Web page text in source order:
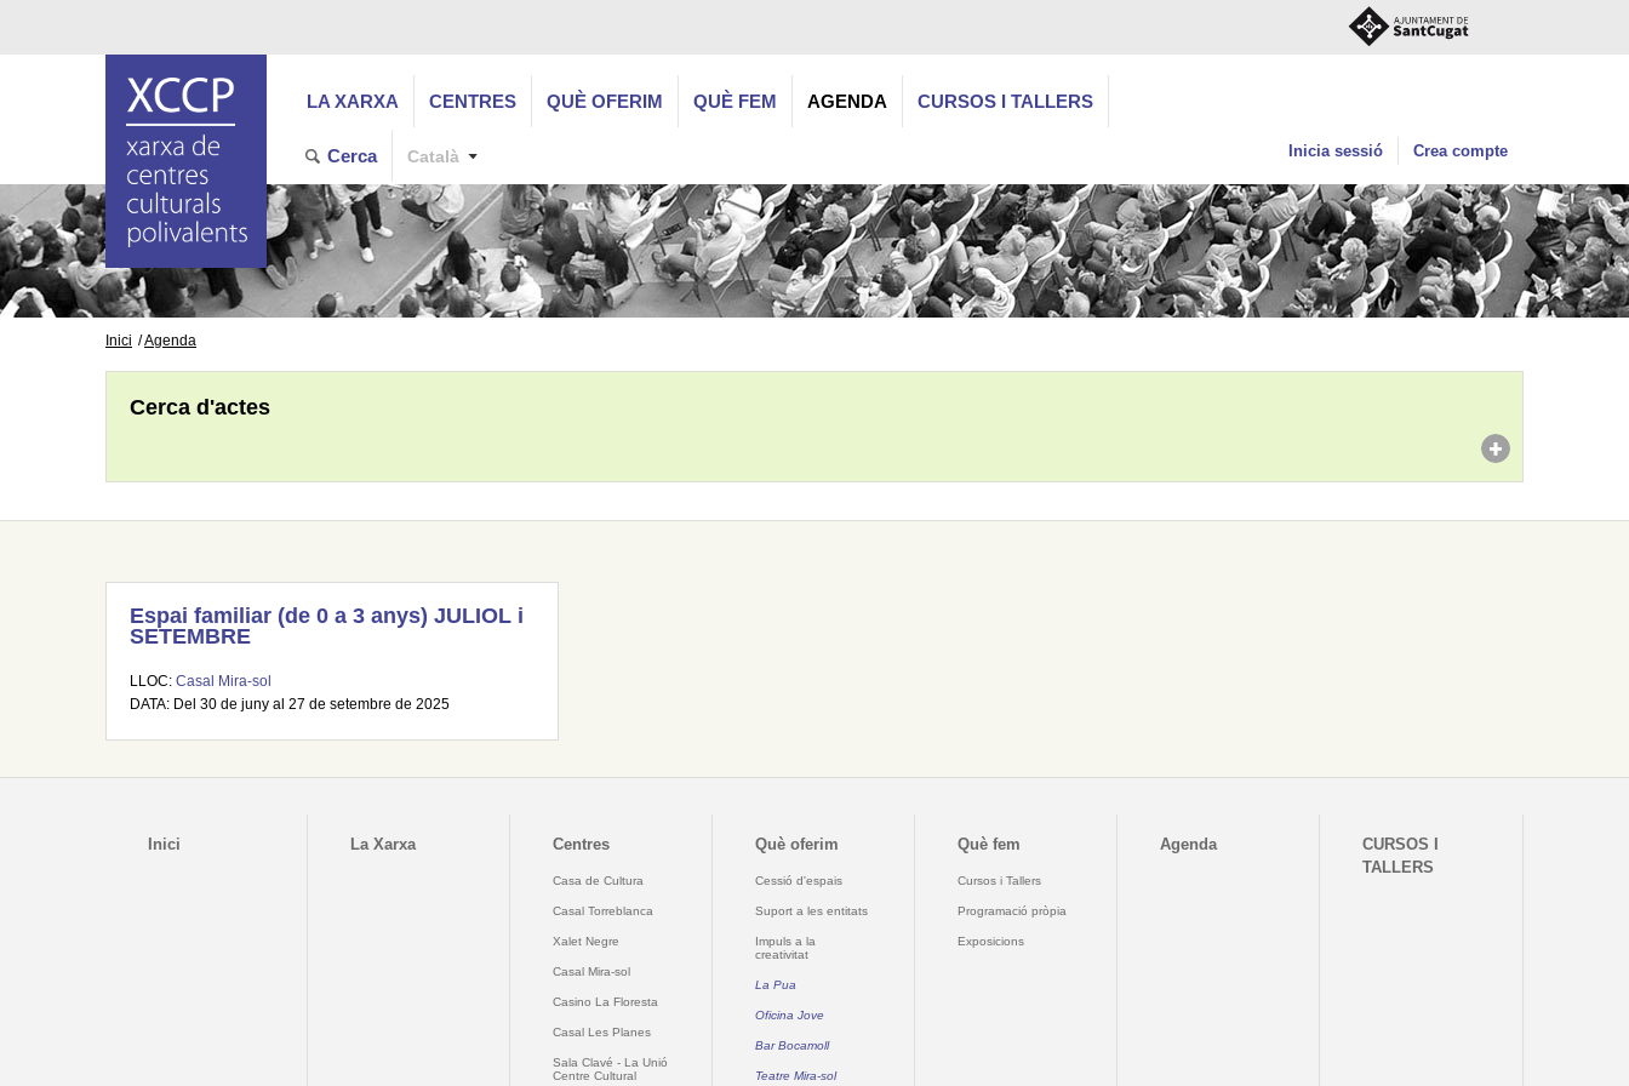
LA XARXA CENTRES QUÈ OFERIM QUÈ FEM AGENDA CURSOS I TALLERS
Cerca Català Inicia sessió Crea compte
Inici Agenda
Cerca d'actes
Espai familiar (de 0 a 3 anys) JULIOL i
SETEMBRE
LLOC: Casal Mira-sol
DATA: Del 30 de juny al 27 de setembre de 2025
Inici La Xarxa Centres
Casa de Cultura
Casal Torreblanca
Xalet Negre
Casal Mira-sol
Casino La Floresta
Casal Les Planes
Sala Clavé - La Unió
Centre Cultural
Què oferim
Cessió d'espais
Suport a les entitats
Impuls a la
creativitat
La Pua
Oficina Jove
Bar Bocamoll
Teatre Mira-sol
Què fem
Cursos i Tallers
Programació pròpia
Exposicions
Agenda
CURSOS I
TALLERS